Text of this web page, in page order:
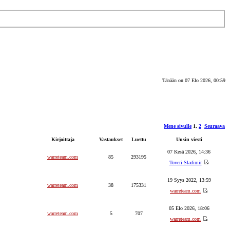
Tänään on 07 Elo 2026, 00:59
Mene sivulle 1, 2 Seuraava
Kirjoittaja Vastaukset Luettu
Uusin viesti
warreteam.com 85 293195
07 Kesä 2026, 14:36
Toveri Sladimir
warreteam.com 38 175331
19 Syys 2022, 13:59
warreteam.com
warreteam.com 5 707
05 Elo 2026, 18:06
warreteam.com